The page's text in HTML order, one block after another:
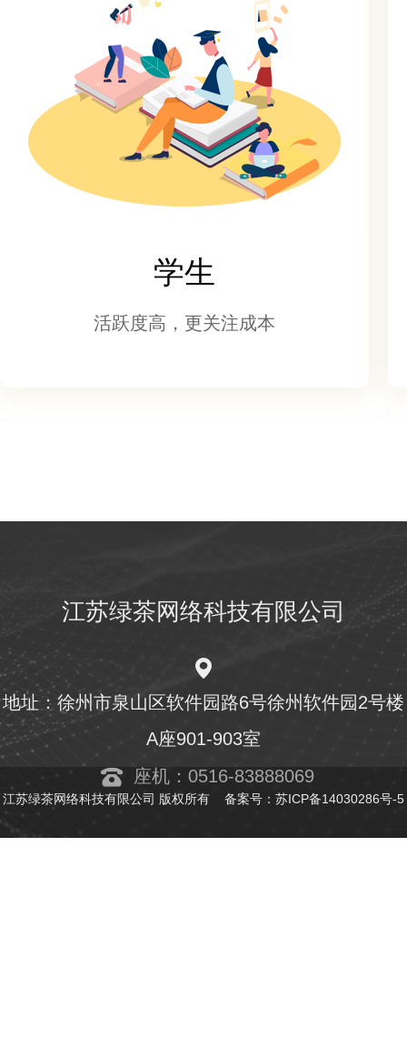
学生
活跃度高，更关注成本
江苏绿茶网络科技有限公司
地址：徐州市泉山区软件园路6号徐州软件园2号楼
A座901-903室
座机：0516-83888069
江苏绿茶网络科技有限公司 版权所有 备案号： 苏ICP备14030286号-5